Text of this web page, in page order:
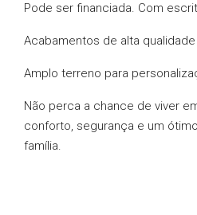
Pode ser financiada. Com
Acabamentos de alta
Amplo terreno para
Não perca a chance de viver
conforto, segurança e um
família.